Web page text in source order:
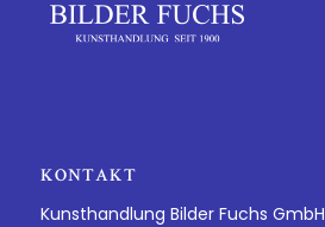
KONTAKT
Kunsthandlung Bilder Fuchs GmbH